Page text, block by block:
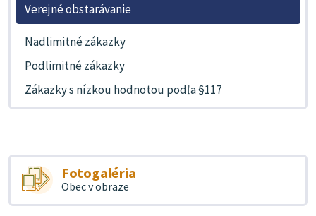
Verejné obstarávanie
Nadlimitné zákazky
Podlimitné zákazky
Zákazky s nízkou hodnotou podľa §117
Fotogaléria
Obec v obraze